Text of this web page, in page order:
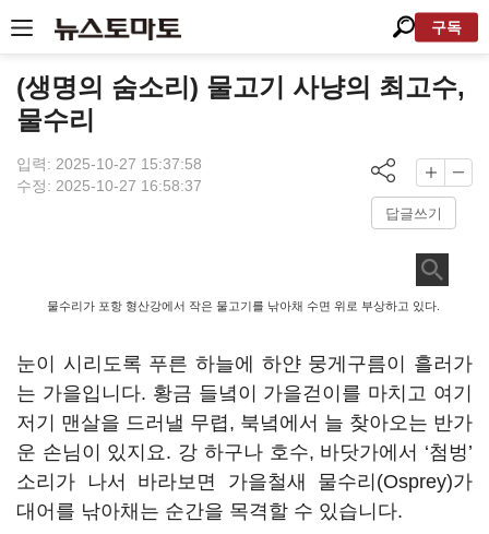
구독
(생명의 숨소리) 물고기 사냥의 최고수,
물수리
입력: 2025-10-27 15:37:58
수정: 2025-10-27 16:58:37
답글쓰기
물수리가 포항 형산강에서 작은 물고기를 낚아채 수면 위로 부상하고 있다.
눈이 시리도록 푸른 하늘에 하얀 뭉게구름이 흘러가
는 가을입니다. 황금 들녘이 가을걷이를 마치고 여기
저기 맨살을 드러낼 무렵, 북녘에서 늘 찾아오는 반가
운 손님이 있지요. 강 하구나 호수, 바닷가에서 ‘첨벙’
소리가 나서 바라보면 가을철새 물수리(Osprey)가
대어를 낚아채는 순간을 목격할 수 있습니다.